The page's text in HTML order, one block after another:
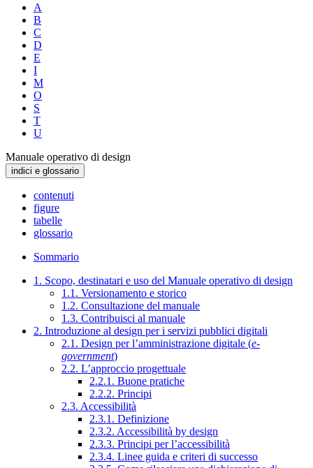
A
B
C
D
E
I
M
O
S
T
U
Manuale operativo di design
indici e glossario
contenuti
figure
tabelle
glossario
Sommario
1. Scopo, destinatari e uso del Manuale operativo di design
1.1. Versionamento e storico
1.2. Consultazione del manuale
1.3. Contribuisci al manuale
2. Introduzione al design per i servizi pubblici digitali
2.1. Design per l’amministrazione digitale (e-
government)
2.2. L’approccio progettuale
2.2.1. Buone pratiche
2.2.2. Principi
2.3. Accessibilità
2.3.1. Definizione
2.3.2. Accessibilità by design
2.3.3. Principi per l’accessibilità
2.3.4. Linee guida e criteri di successo